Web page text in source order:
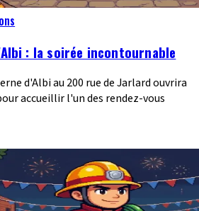
: la soirée incontournable
d'Albi au 200 rue de Jarlard ouvrira
accueillir l'un des rendez-vous